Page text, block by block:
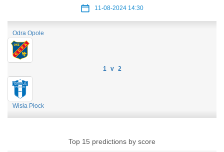
11-08-2024 14:30
Odra Opole
1 v 2
Wisła Płock
Top 15 predictions by score